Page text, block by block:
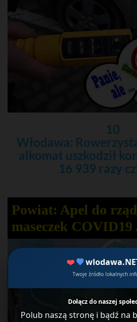
❤️ 💙
Twoje źródło lokalnych
Dołącz do naszej
Polub naszą stronę i bądź na
10
Włodawa:
alkomat uszkodził
16 939 razy
Powiat: Apel do
maseczek COVID19